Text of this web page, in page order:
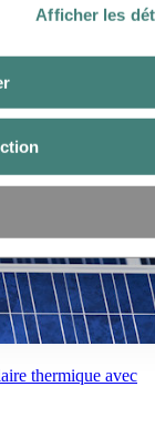
Afficher les
réduit
plus courants sur
à entretenir.
thermique avec